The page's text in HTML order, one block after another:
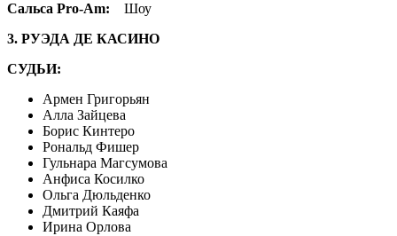
Сальса Pro-Am: Шоу
3. РУЭДА ДЕ КАСИНО
СУДЬИ:
Армен Григорьян
Алла Зайцева
Борис Кинтеро
Рональд Фишер
Гульнара Магсумова
Анфиса Косилко
Ольга Дюльденко
Дмитрий Каяфа
Ирина Орлова